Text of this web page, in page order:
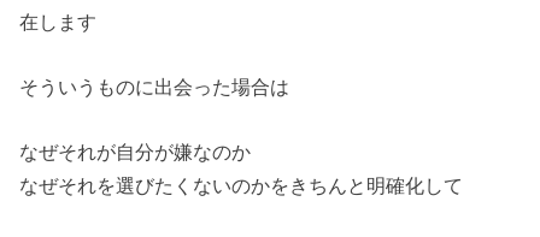
在します
そういうものに出会った場合は
なぜそれが自分が嫌なのか
なぜそれを選びたくないのかをきちんと明確化して